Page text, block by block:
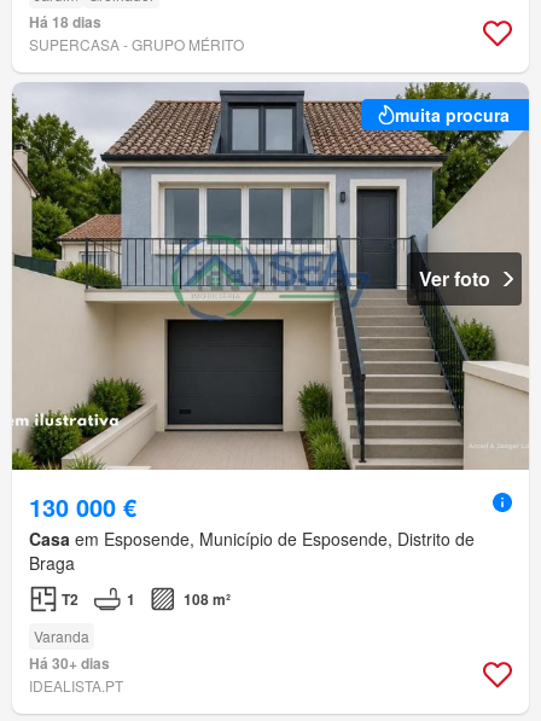
Há 18 dias
SUPERCASA - GRUPO MÉRITO
muita procura
Ver foto
130 000 €
Casa em Esposende, Município de Esposende, Distrito de
Braga
T2 1 108 m²
Varanda
Há 30+ dias
IDEALISTA.PT